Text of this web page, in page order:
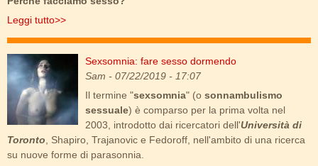
Leggi tutto>>
sexsomnia.jpg
Sexsomnia: fare sesso dormendo
Sam - 07/22/2019 - 17:07
Il termine "sexsomnia" (o sonnambulismo
sessuale) è comparso per la prima volta nel
2003, introdotto dai ricercatori dell'Università di
Toronto , Shapiro, Trajanovic e Fedoroff, nell'ambito di una ricerca
su nuove forme di parasonnia.